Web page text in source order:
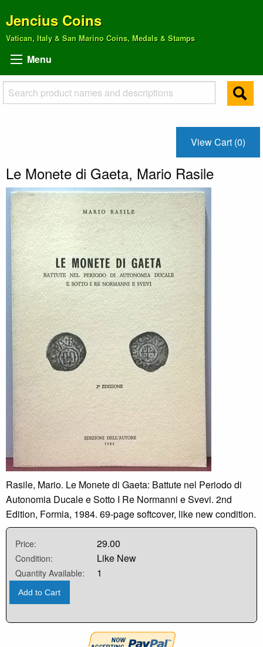
Jencius Coins
Vatican, Italy & San Marino Coins, Medals & Stamps
Menu
View Cart (0)
Le Monete di Gaeta, Mario Rasile
Rasile, Mario. Le Monete di Gaeta: Battute nel Periodo di
Autonomia Ducale e Sotto I Re Normanni e Svevi. 2nd
Edition, Formia, 1984. 69-page softcover, like new condition.
Price: 29.00
Condition: Like New
Quantity Available: 1
Add to Cart